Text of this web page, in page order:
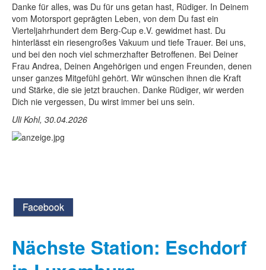
Danke für alles, was Du für uns getan hast, Rüdiger. In Deinem
vom Motorsport geprägten Leben, von dem Du fast ein
Vierteljahrhundert dem Berg-Cup e.V. gewidmet hast. Du
hinterlässt ein riesengroßes Vakuum und tiefe Trauer. Bei uns,
und bei den noch viel schmerzhafter Betroffenen. Bei Deiner
Frau Andrea, Deinen Angehörigen und engen Freunden, denen
unser ganzes Mitgefühl gehört. Wir wünschen ihnen die Kraft
und Stärke, die sie jetzt brauchen. Danke Rüdiger, wir werden
Dich nie vergessen, Du wirst immer bei uns sein.
Uli Kohl, 30.04.2026
Facebook
Nächste Station: Eschdorf